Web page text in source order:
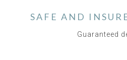
SAFE AND
Guaranteed